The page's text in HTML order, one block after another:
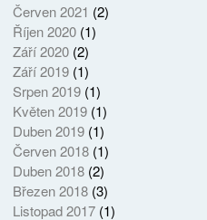
Červen 2021 (2)
Říjen 2020(1)
Září 2020(2)
Září 2019(1)
Srpen 2019(1)
Květen 2019(1)
Duben 2019(1)
Červen 2018(1)
Duben 2018(2)
Březen 2018(3)
Listopad 2017(1)